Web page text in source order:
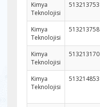
Kimya
Teknolojisi
513213753
Kimya
Teknolojisi
513213758
Kimya
Teknolojisi
513213170
Kimya
Teknolojisi
513214853